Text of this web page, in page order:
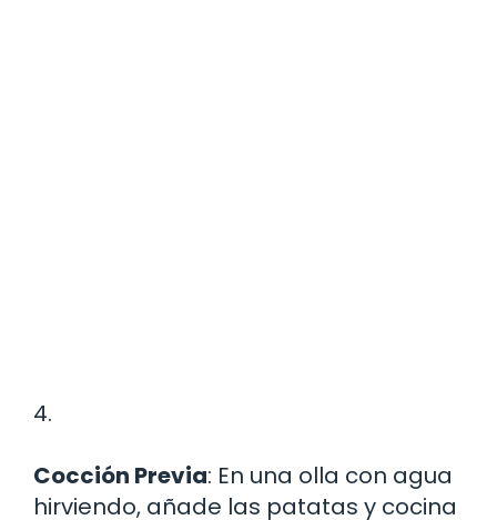
4.
Cocción Previa: En una olla con agua
hirviendo, añade las patatas y cocina